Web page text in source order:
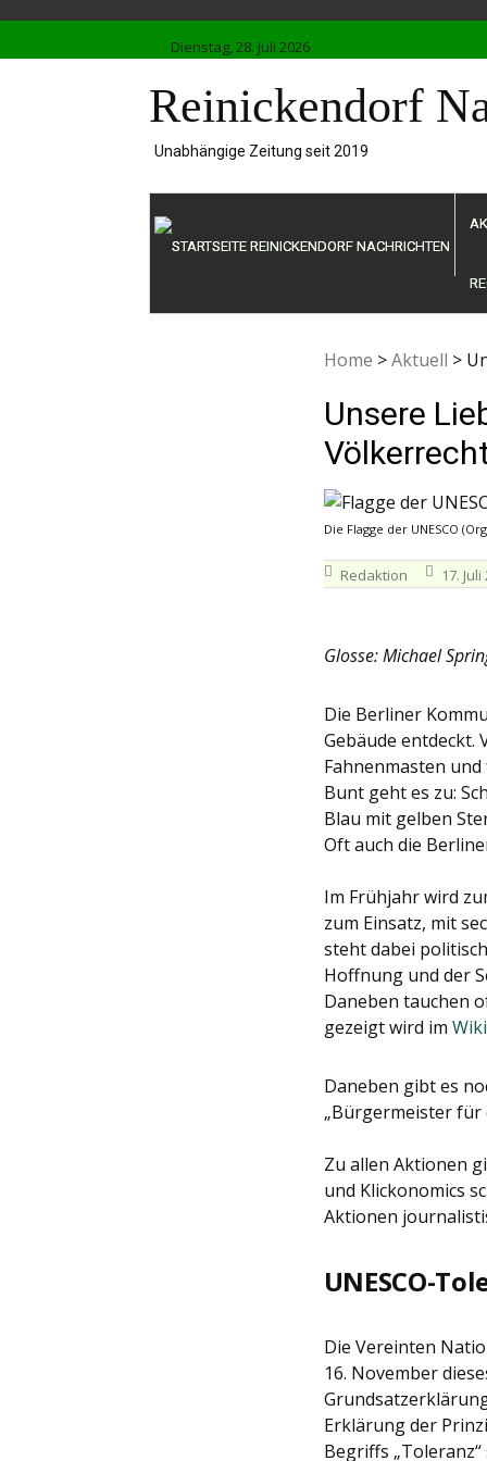
content
Dienstag, 28. Juli 2026
Reinickendorf
Unabhängige Zeitung seit 2019
Home >Aktuell >
Unsere
Die Flagge der UNESCO
Redaktion 17. Juli
Glosse: Michael
Die Berliner
Gebäude entdeckt.
Fahnenmasten
Bunt geht es zu:
Blau mit gelben
Oft auch die
Im Frühjahr wird
zum Einsatz, mit
steht dabei
Hoffnung und der
Daneben tauchen
gezeigt wird im
Daneben gibt es
„Bürgermeister für
Zu allen Aktionen
und Klickonomics
Aktionen
UNESCO-
Die Vereinten
16. November
Erklärung der
Begriffs